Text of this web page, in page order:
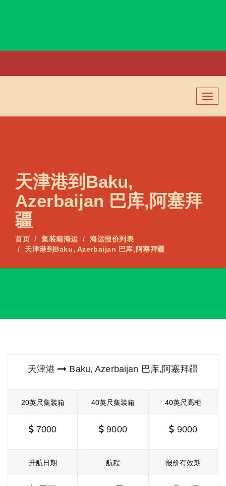
切
换
导
天津港到Baku,
Azerbaijan 巴库,阿塞拜
疆
首页 集装箱海运
海运报价列表
天津港到Baku, Azerbaijan 巴库,阿塞拜疆
天津港 Baku, Azerbaijan 巴库,阿塞拜疆
20英尺集装箱
7000
40英尺集装箱
9000
40英尺高柜
9000
开航日期 航程 报价有效期